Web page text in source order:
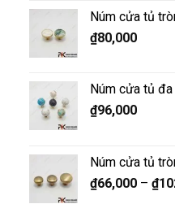
Núm cửa tủ
₫80,000
Núm cửa tủ
₫96,000
Núm cửa tủ
₫66,000– ₫